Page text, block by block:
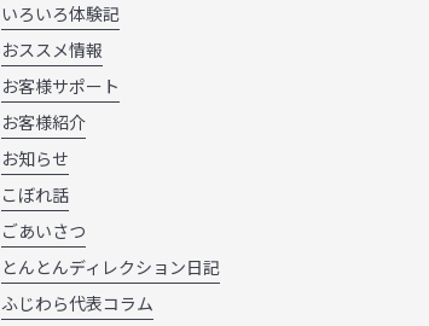
いろいろ体験記
おススメ情報
お客様サポート
お客様紹介
お知らせ
こぼれ話
ごあいさつ
とんとんディレクション日記
ふじわら代表コラム